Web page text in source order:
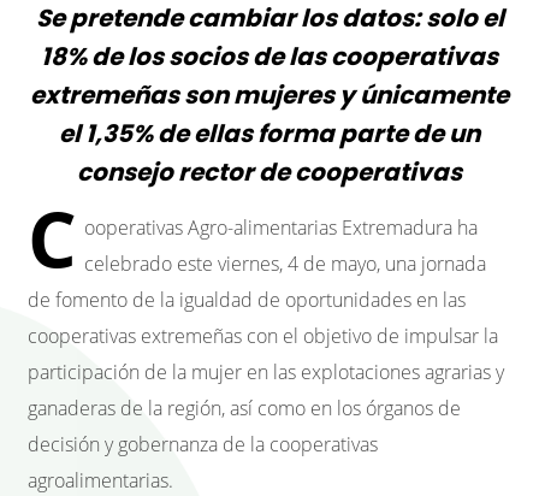
Se pretende cambiar los datos: solo el
18% de los socios de las cooperativas
extremeñas son mujeres y únicamente
el 1,35% de ellas forma parte de un
consejo rector de cooperativas
C ooperativas Agro-alimentarias Extremadura ha
celebrado este viernes, 4 de mayo, una jornada
de fomento de la igualdad de oportunidades en las
cooperativas extremeñas con el objetivo de impulsar la
participación de la mujer en las explotaciones agrarias y
ganaderas de la región, así como en los órganos de
decisión y gobernanza de la cooperativas
agroalimentarias.